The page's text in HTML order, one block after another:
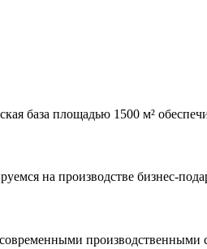
база площадью 1500 м²
на производстве бизнес-